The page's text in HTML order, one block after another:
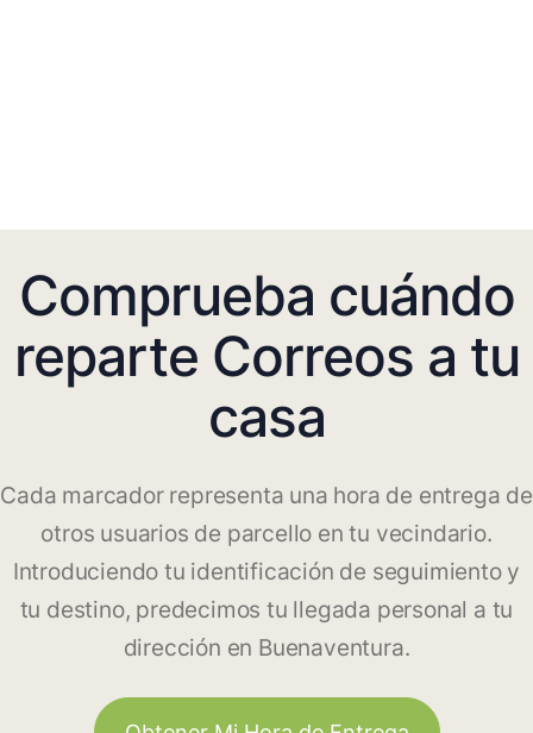
Comprueba cuándo
reparte Correos a tu
casa
Cada marcador representa una hora de entrega de
otros usuarios de parcello en tu vecindario.
Introduciendo tu identificación de seguimiento y
tu destino, predecimos tu llegada personal a tu
dirección en Buenaventura.